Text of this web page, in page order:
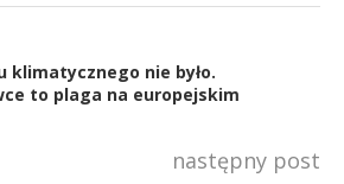
klimatycznego nie było.
to plaga na europejskim
następny post